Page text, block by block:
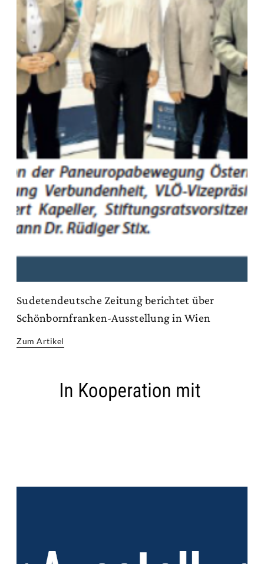
Sudetendeutsche Zeitung berichtet über
Schönbornfranken-Ausstellung in Wien
Zum Artikel